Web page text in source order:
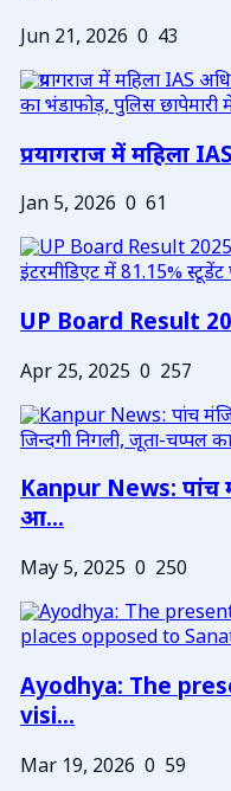
Jun 21, 2026 0 43
प्रयागराज में महिला
Jan 5, 2026 0 61
UP Board Result
Apr 25, 2025 0 257
Kanpur News: पांच
आ...
May 5, 2025 0 250
Ayodhya: The
visi...
Mar 19, 2026 0 59